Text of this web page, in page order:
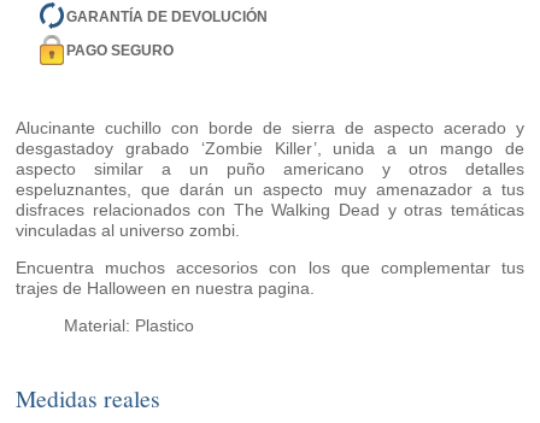
GARANTÍA DE DEVOLUCIÓN
PAGO SEGURO
Alucinante cuchillo con borde de sierra de aspecto acerado y
desgastadoy grabado ‘Zombie Killer’, unida a un mango de
aspecto similar a un puño americano y otros detalles
espeluznantes, que darán un aspecto muy amenazador a tus
disfraces relacionados con The Walking Dead y otras temáticas
vinculadas al universo zombi.
Encuentra muchos accesorios con los que complementar tus
trajes de Halloween en nuestra pagina.
Material: Plastico
Medidas reales